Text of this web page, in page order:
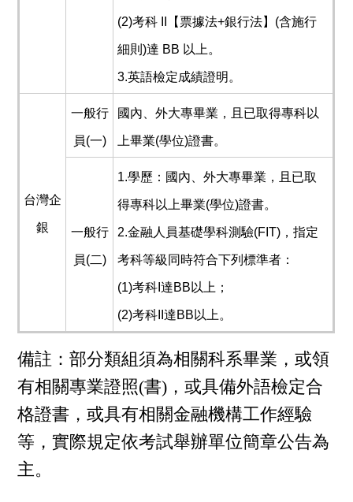
(2)考科 II【票據法+銀行法】(含施行
細則)達 BB 以上。
3.英語檢定成績證明。
台灣企
銀
一般行
員(一)
國內、外大專畢業，且已取得專科以
上畢業(學位)證書。
一般行
員(二)
1.學歷：國內、外大專畢業，且已取
得專科以上畢業(學位)證書。
2.金融人員基礎學科測驗(FIT)，指定
考科等級同時符合下列標準者：
(1)考科I達BB以上；
(2)考科II達BB以上。
備註：部分類組須為相關科系畢業，或領
有相關專業證照(書)，或具備外語檢定合
格證書，或具有相關金融機構工作經驗
等，實際規定依考試舉辦單位簡章公告為
主。